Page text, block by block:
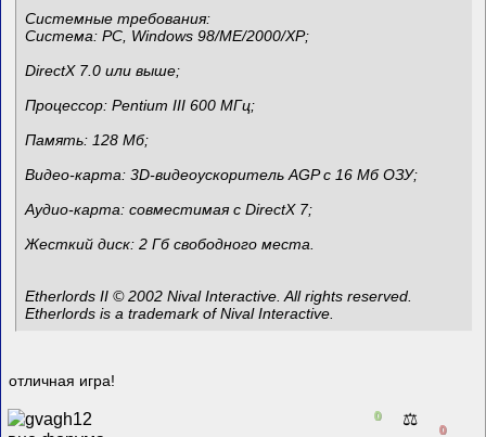
Системные требования:
Система: PC, Windows 98/ME/2000/XP;
DirectX 7.0 или выше;
Процессор: Pentium III 600 МГц;
Память: 128 Мб;
Видео-карта: 3D-видеоускоритель AGP с 16 Мб ОЗУ;
Аудио-карта: совместимая с DirectX 7;
Жесткий диск: 2 Гб свободного места.
Etherlords II © 2002 Nival Interactive. All rights reserved.
Etherlords is a trademark of Nival Interactive.
отличная игра!
0 ⚖️
0